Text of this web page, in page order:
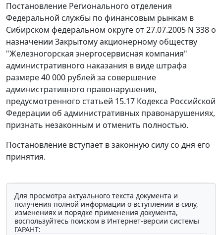
Постановление Регионального отделения
Федеральной службы по финансовым рынкам в
Сибирском федеральном округе от 27.07.2005 N 338 о
назначении Закрытому акционерному обществу
"Железногорская энергосервисная компания"
административного наказания в виде штрафа
размере 40 000 рублей за совершение
административного правонарушения,
предусмотренного статьей 15.17 Кодекса Российской
Федерации об административных правонарушениях,
признать незаконным и отменить полностью.
Постановление вступает в законную силу со дня его
принятия.
Для просмотра актуального текста документа и
получения полной информации о вступлении в силу,
изменениях и порядке применения документа,
воспользуйтесь поиском в Интернет-версии системы
ГАРАНТ: